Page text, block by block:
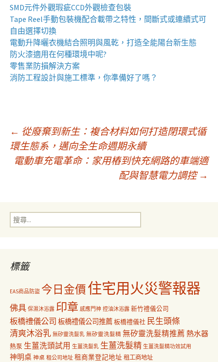
SMD元件外觀瑕疵CCD外觀檢查包裝
Tape Reel手動包裝機配合載帶之特性，間斷式或連續式可
自由選擇切換
電動升降曬衣機結合照明與風乾，打造全能陽台新生態
防火漆適用在何種環境中呢?
零售業防損解決方案
消防工程設計與施工標準，你準備好了嗎？
文
章
覽
← 從廢棄到新生：複合材料如何打造閉環式循
環生態系，邁向全生命週期永續
電動車充電革命：家用樁到快充網路的車端適
配與智慧電力調控 →
搜
尋
標籤
EAS商品防盜 今日金價住宅用火災警報器
佛具 保濕沐浴露 印章 感應門神 控油沐浴露 新竹禮儀公司
板橋禮儀公司 板橋禮儀公司推薦板橋禮儀社 民生頭條
清爽沐浴乳 無矽靈洗髮乳 無矽靈洗髮精 無矽靈洗髮精推薦 熱水器
熱泵 生薑洗頭試用 生薑洗髮乳 生薑洗髮精 生薑洗髮精功效試用
神明桌 神桌 租公司地址 租商業登記地址 租工商地址